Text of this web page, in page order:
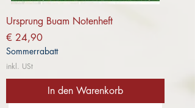
Ursprung Buam Notenheft
Preis
€ 24,90
Sommerrabatt
inkl. USt
In den Warenkorb